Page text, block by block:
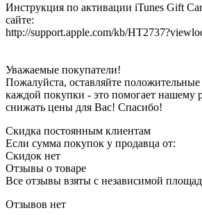
Инструкция по активации iTunes Gift
сайте:
http://support.apple.com/kb/
Уважаемые покупатели!
Пожалуйста, оставляйте
каждой покупки - это помогает нашему
снижать цены для Вас! Спасибо!
Скидка постоянным клиентам
Если сумма покупок у продавца от:
Скидок нет
Отзывы о товаре
Все отзывы взяты с независимой
Отзывов нет